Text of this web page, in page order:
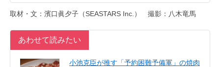
取材・文：濱口眞夕子（SEASTARS Inc.） 撮影：八木竜馬
あわせて読みたい
小池克臣が推す「予約困難予備軍」の焼肉